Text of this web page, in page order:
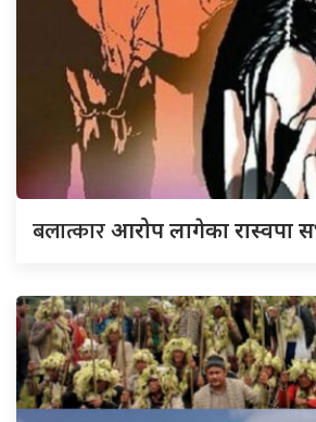
बलात्कारआरोप लागेका रास्वपा